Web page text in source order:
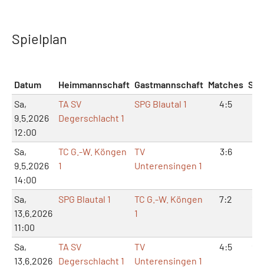
Spielplan
Datum Heimmannschaft Gastmannschaft Matches
Sa,
9.5.2026
12:00
TA SV
Degerschlacht 1
SPG Blautal 1 4:5
Sa,
9.5.2026
14:00
TC G.-W. Köngen
1
TV
Unterensingen 1
3:6
Sa,
13.6.2026
11:00
SPG Blautal 1
TC G.-W. Köngen
1
7:2
Sa,
13.6.2026
TA SV
Degerschlacht 1
TV
Unterensingen 1
4:5